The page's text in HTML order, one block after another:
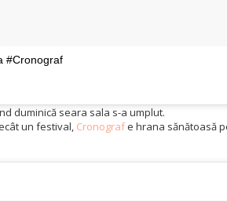
#Cronograf
duminică seara sala s-a umplut.
un festival, Cronografe hrana sănătoasă